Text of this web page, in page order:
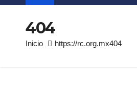
404
Inicio https://rc.org.mx404